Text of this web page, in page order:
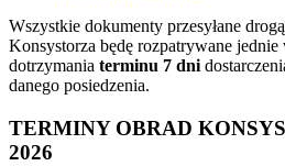
Wszystkie dokumenty przesyłane
Konsystorza będę rozpatrywane
dotrzymania terminu 7 dni
danego posiedzenia.
TERMINY OBRAD
2026